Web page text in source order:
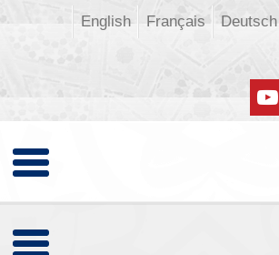
Deutsch
Français
English